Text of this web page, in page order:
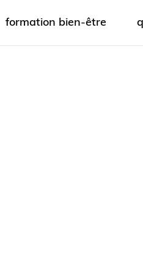
formation bien-être